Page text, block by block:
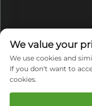
Copyright © Fujian
We value your
We use cookies and
If you don't want to
cookies.